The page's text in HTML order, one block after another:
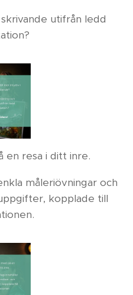
utifrån ledd
en resa i ditt inre.
måleriövningar och
kopplade till